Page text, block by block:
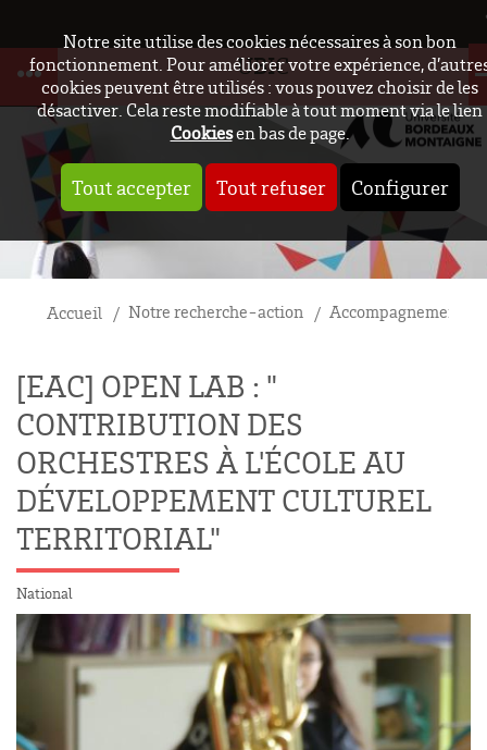
Notre site utilise des cookies nécessaires à son bon
fonctionnement. Pour améliorer votre expérience,
cookies peuvent être utilisés : vous pouvez choisir de les
désactiver. Cela reste modifiable à tout moment via le lien
Cookiesen bas de page.
Tout accepter Tout refuser Configurer
UBIC
Accueil Notre recherche-action Accompagnements
[EAC] OPEN LAB : "
CONTRIBUTION DES
ORCHESTRES À L'ÉCOLE AU
DÉVELOPPEMENT CULTUREL
TERRITORIAL"
National